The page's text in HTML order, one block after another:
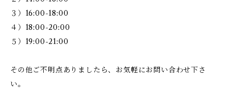
３）16:00-18:00
４）18:00-20:00
５）19:00-21:00
その他ご不明点ありましたら、お気軽にお問い合わせ下さ
い。